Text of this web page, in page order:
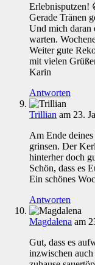
Erlebnisputzen!
Gerade Tränen
Und mich daran
warten.
Weiter gute
mit vielen
Karin
Antworten
Trillian am 23.
Am Ende
grinsen. Der
hinterher doch
Schön, dass es
Ein schönes
Antworten
Magdalena am
Gut, dass es
inzwischen